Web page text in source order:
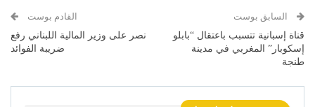
السابق بوست
قناة إسبانية تتسبب باعتقال “بابلو
إسكوبار” المغربي في مدينة
طنجة
القادم بوست
نصر على وزير المالية اللبناني رفع
ضريبة الفوائد